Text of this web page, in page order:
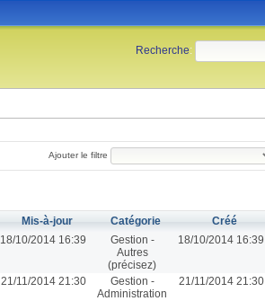
Recherche:
Ajouter le filtre
Mis-à-jour Catégorie
Créé
18/10/2014 16:39
Gestion -
Autres
(précisez)
18/10/2014 16:39
21/11/2014 21:30
Gestion -
Administration
21/11/2014 21:30